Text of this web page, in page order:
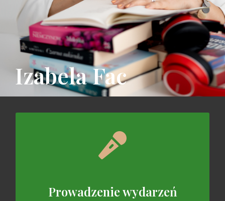
Izabela Fac
Prowadzenie wydarzeń